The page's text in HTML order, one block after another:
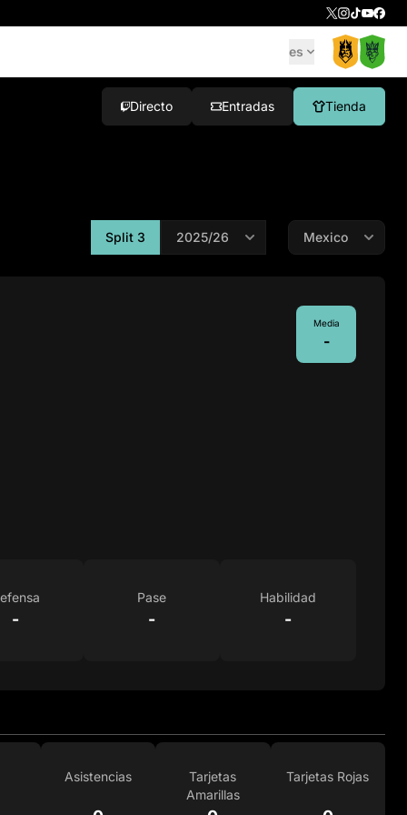
es
Directo Entradas Tienda
Split 3
Media
-
-
Pase
-
Habilidad
-
Asistencias
Tarjetas
Amarillas
Tarjetas Rojas